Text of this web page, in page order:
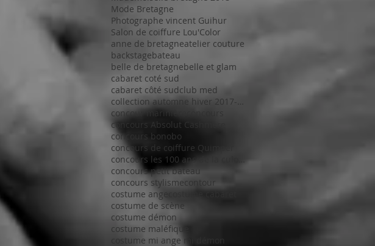
Mode Bretagne
Photographe vincent Guihur
Salon de coiffure Lou'Color
anne de bretagneatelier couture
backstagebateau
belle de bretagnebelle et glam
cabaret coté sud
cabaret côté sudclub med
collection automne hiver 2017-2018
concour marinière
concours Absolut Cashmere
concours bonobo
concours de coiffure Quimper
concours petit bateau
concours stylismecontour
costume ange
costume de scène
costume démon
costume maléfique
costume mi ange mi démon